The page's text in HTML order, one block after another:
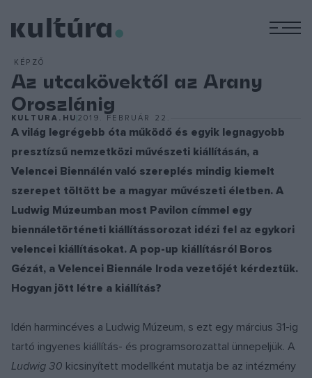
KÉPZŐ
Az utcakövektől az Arany
Oroszlánig
KULTURA.HU 2019. FEBRUÁR 22.
A világ legrégebb óta működő és egyik legnagyobb
presztízsű nemzetközi művészeti kiállításán, a
Velencei Biennálén való szereplés mindig kiemelt
szerepet töltött be a magyar művészeti életben. A
Ludwig Múzeumban most Pavilon címmel egy
biennáletörténeti kiállítássorozat idézi fel az egykori
velencei kiállításokat. A pop-up kiállításról Boros
Gézát, a Velencei Biennále Iroda vezetőjét kérdeztük.
Hogyan jött létre a kiállítás?
Idén harmincéves a Ludwig Múzeum, s ezt egy március 31-ig
tartó ingyenes kiállítás- és programsorozattal ünnepeljük. A
Ludwig 30 kicsinyített modellként mutatja be az intézmény